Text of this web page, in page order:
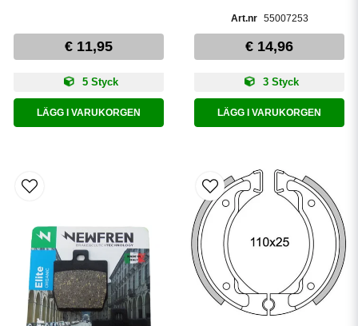
€ 11,95
5 Styck
LÄGG I VARUKORGEN
55007253
€ 14,96
3 Styck
LÄGG I VARUKORGEN